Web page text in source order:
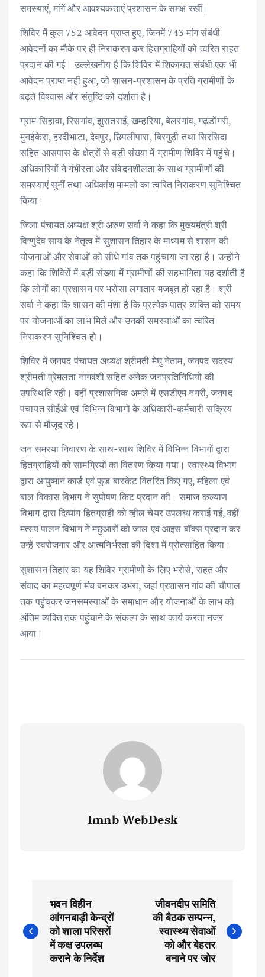
समस्याएं, मांगें और आवश्यकताएं प्रशासन के समक्ष रखीं।
शिविर में कुल 752 आवेदन प्राप्त हुए, जिनमें 743 मांग संबंधी
आवेदनों का मौके पर ही निराकरण कर हितग्राहियों को त्वरित राहत
प्रदान की गई। उल्लेखनीय है कि शिविर में शिकायत संबंधी एक भी
आवेदन प्राप्त नहीं हुआ, जो शासन-प्रशासन के प्रति ग्रामीणों के
बढ़ते विश्वास और संतुष्टि को दर्शाता है।
ग्राम सिहावा, रिसगांव, झुरातराई, खम्हरिया, बेलरगांव, गढ़डोंगरी,
मुनईकेरा, हरदीभाटा, देवपुर, छिपलीपारा, बिरगुड़ी तथा सिरसिदा
सहित आसपास के क्षेत्रों से बड़ी संख्या में ग्रामीण शिविर में पहुंचे।
अधिकारियों ने गंभीरता और संवेदनशीलता के साथ ग्रामीणों की
समस्याएं सुनीं तथा अधिकांश मामलों का त्वरित निराकरण सुनिश्चित
किया।
जिला पंचायत अध्यक्ष श्री अरुण सर्वा ने कहा कि मुख्यमंत्री श्री
विष्णुदेव साय के नेतृत्व में सुशासन तिहार के माध्यम से शासन की
योजनाओं और सेवाओं को सीधे गांव तक पहुंचाया जा रहा है। उन्होंने
कहा कि शिविरों में बड़ी संख्या में ग्रामीणों की सहभागिता यह दर्शाती है
कि लोगों का प्रशासन पर भरोसा लगातार मजबूत हो रहा है। श्री
सर्वा ने कहा कि शासन की मंशा है कि प्रत्येक पात्र व्यक्ति को समय
पर योजनाओं का लाभ मिले और उनकी समस्याओं का त्वरित
निराकरण सुनिश्चित हो।
शिविर में जनपद पंचायत अध्यक्ष श्रीमती मेघु नेताम, जनपद सदस्य
श्रीमती प्रेमलता नागवंशी सहित अनेक जनप्रतिनिधियों की
उपस्थिति रही। वहीं प्रशासनिक अमले में एसडीएम नगरी, जनपद
पंचायत सीईओ एवं विभिन्न विभागों के अधिकारी-कर्मचारी सक्रिय
रूप से मौजूद रहे।
जन समस्या निवारण के साथ-साथ शिविर में विभिन्न विभागों द्वारा
हितग्राहियों को सामग्रियों का वितरण किया गया। स्वास्थ्य विभाग
द्वारा आयुष्मान कार्ड एवं फूड बास्केट वितरित किए गए, महिला एवं
बाल विकास विभाग ने सुपोषण किट प्रदान की। समाज कल्याण
विभाग द्वारा दिव्यांग हितग्राही को व्हील चेयर उपलब्ध कराई गई, वहीं
मत्स्य पालन विभाग ने मछुआरों को जाल एवं आइस बॉक्स प्रदान कर
उन्हें स्वरोजगार और आत्मनिर्भरता की दिशा में प्रोत्साहित किया।
सुशासन तिहार का यह शिविर ग्रामीणों के लिए भरोसे, राहत और
संवाद का महत्वपूर्ण मंच बनकर उभरा, जहां प्रशासन गांव की चौपाल
तक पहुंचकर जनसमस्याओं के समाधान और योजनाओं के लाभ को
अंतिम व्यक्ति तक पहुंचाने के संकल्प के साथ कार्य करता नजर
आया।
Imnb WebDesk
o
भवन विहीन
आंगनबाड़ी केन्द्रों
को शाला परिसरों
में कक्ष उपलब्ध
कराने के निर्देश
जीवनदीप समिति
की बैठक सम्पन्न,
स्वास्थ्य सेवाओं
को और बेहतर
बनाने पर जोर